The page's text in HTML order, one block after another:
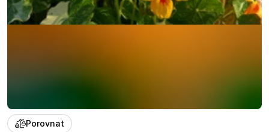
Porovnat